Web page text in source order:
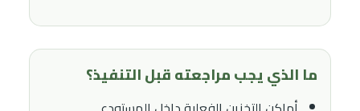
ما الذي يجب مراجعته قبل التنفيذ؟